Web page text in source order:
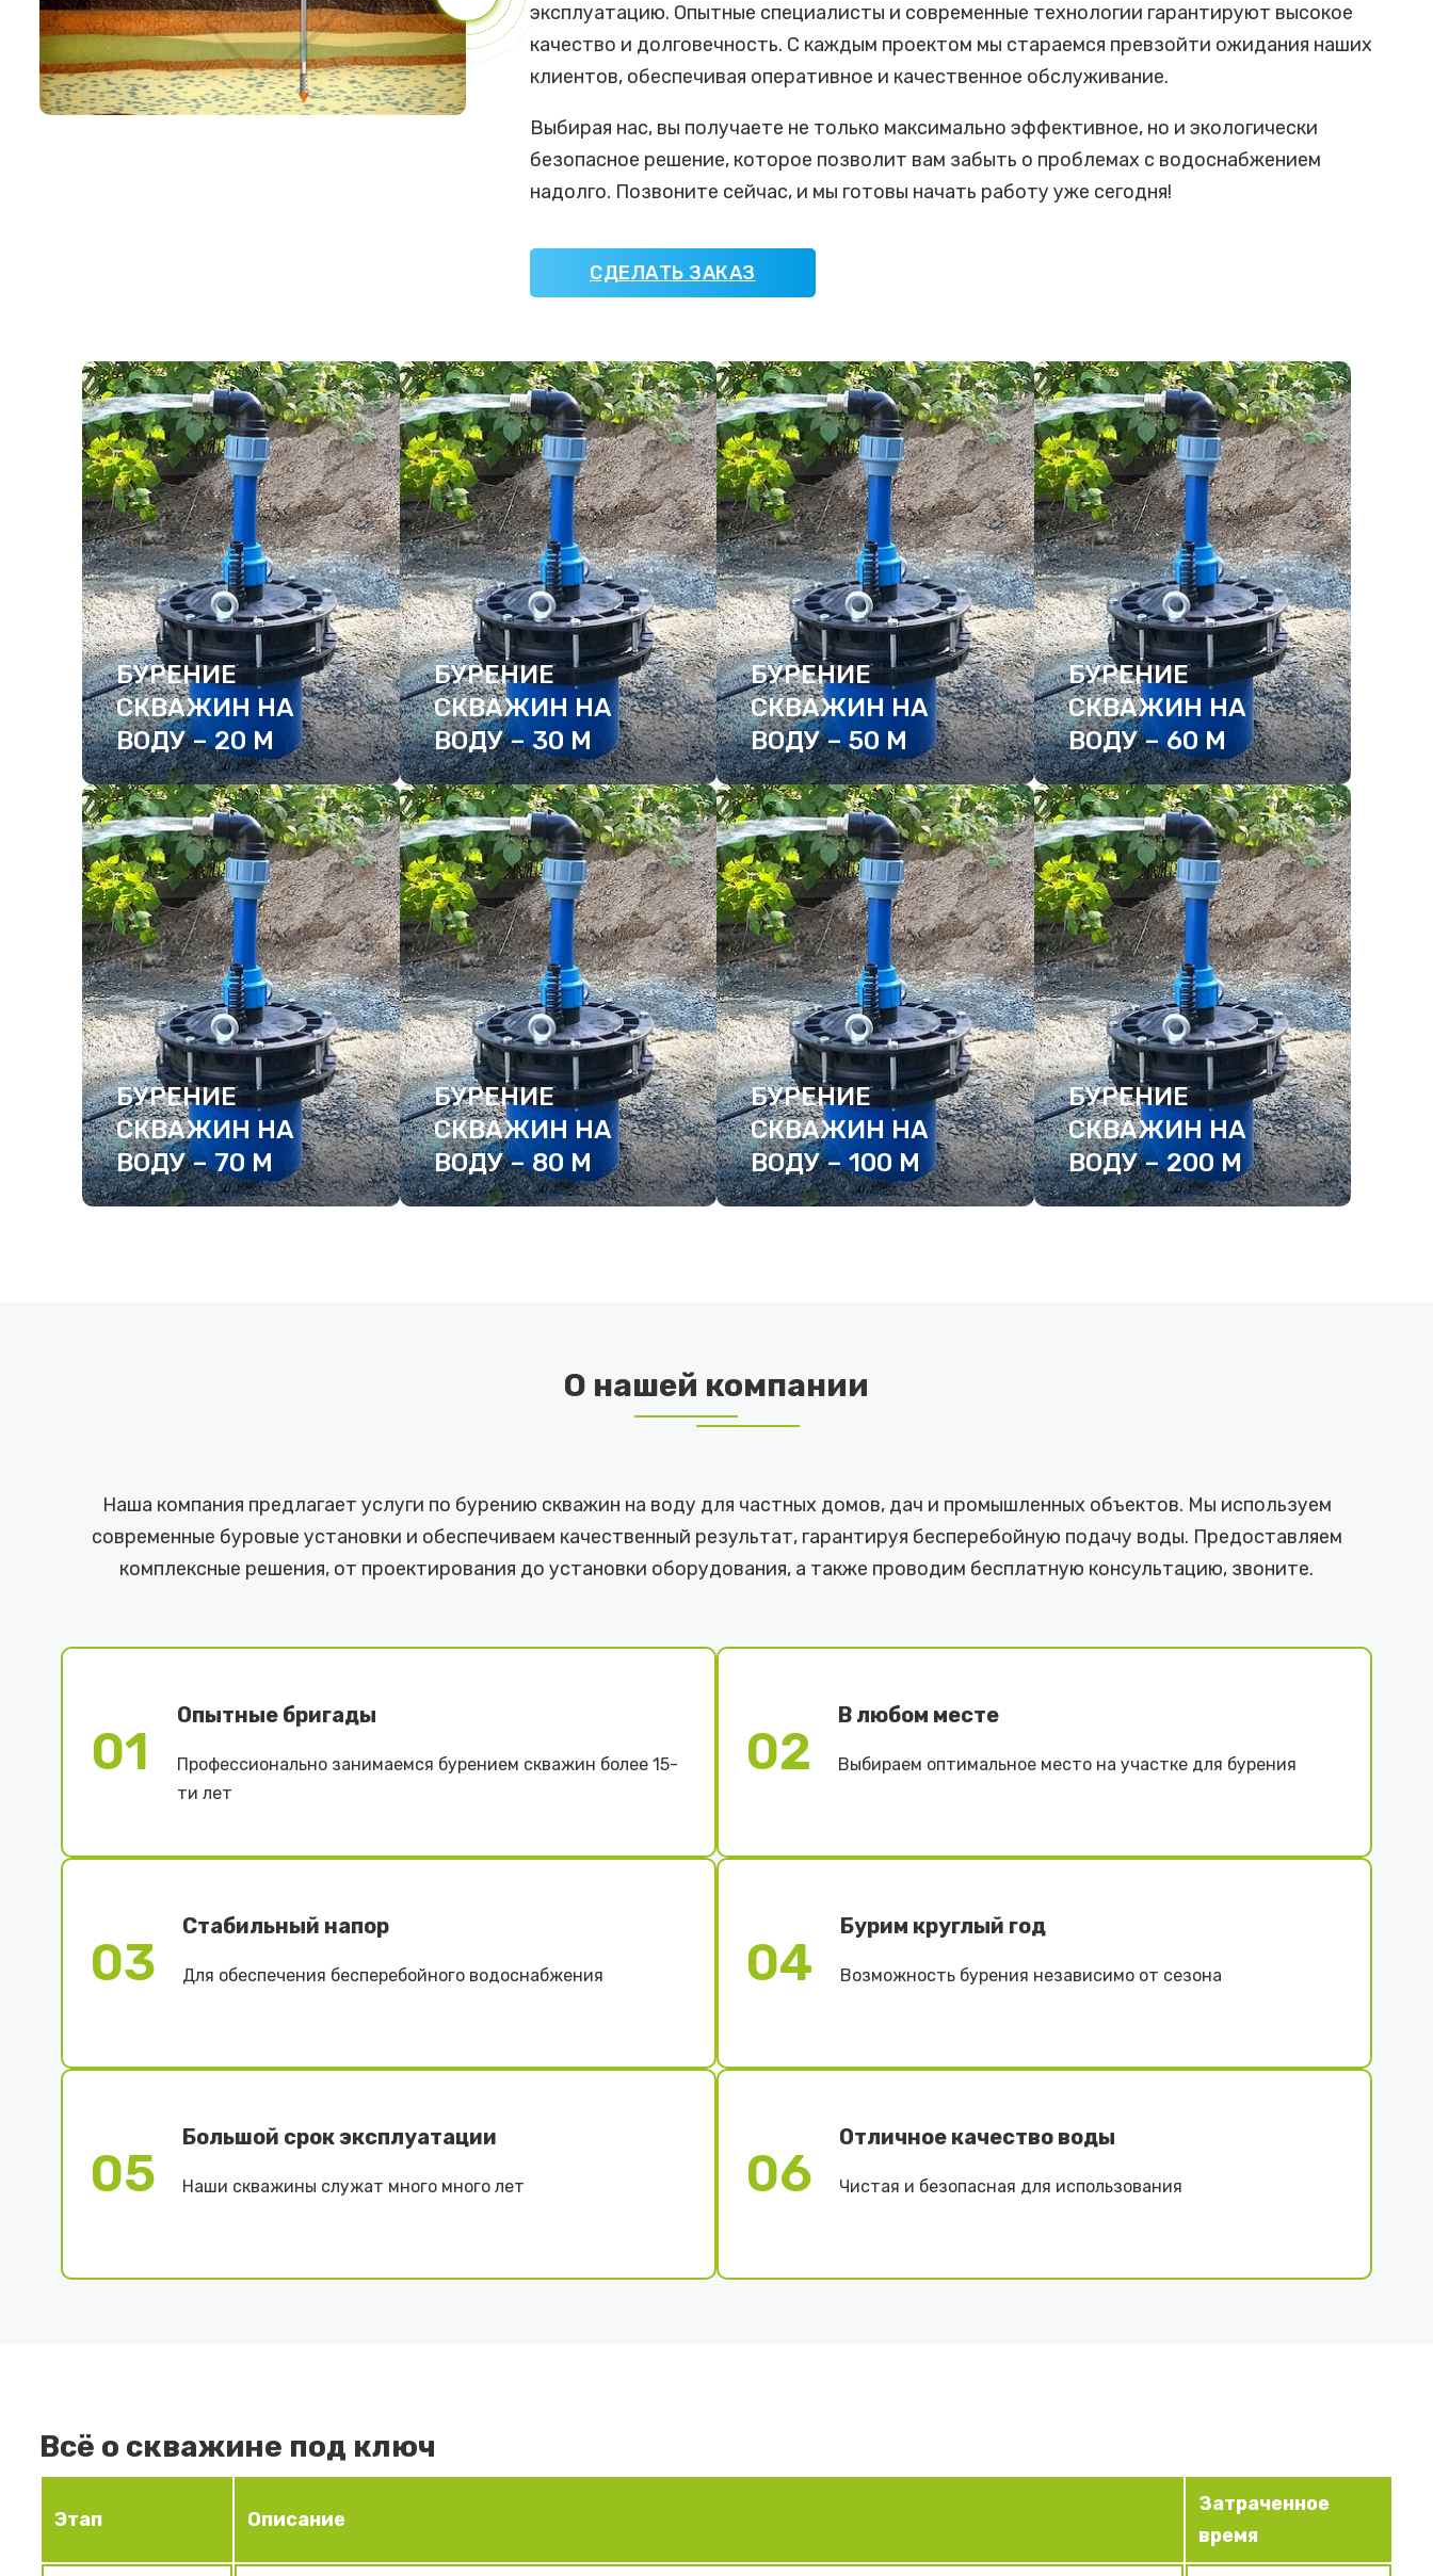
эксплуатацию. Опытные специалисты и современные технологии гарантируют высокое
качество и долговечность. С каждым проектом мы стараемся превзойти ожидания наших
клиентов, обеспечивая оперативное и качественное обслуживание.
Выбирая нас, вы получаете не только максимально эффективное, но и экологически
безопасное решение, которое позволит вам забыть о проблемах с водоснабжением
надолго. Позвоните сейчас, и мы готовы начать работу уже сегодня!
СДЕЛАТЬ ЗАКАЗ
БУРЕНИЕ
СКВАЖИН НА
ВОДУ – 20 М
ПОДРОБНЕЕ
БУРЕНИЕ
СКВАЖИН НА
ВОДУ – 30 М
ПОДРОБНЕЕ
БУРЕНИЕ
СКВАЖИН НА
ВОДУ – 50 М
ПОДРОБНЕЕ
БУРЕНИЕ
СКВАЖИН НА
ВОДУ – 60 М
ПОДРОБНЕЕ
БУРЕНИЕ
СКВАЖИН НА
ВОДУ – 70 М
БУРЕНИЕ
СКВАЖИН НА
ВОДУ – 80 М
БУРЕНИЕ
СКВАЖИН НА
ВОДУ – 100 М
БУРЕНИЕ
СКВАЖИН НА
ВОДУ – 200 М
О нашей компании
Наша компания предлагает услуги по бурению скважин на воду для частных домов, дач и промышленных объектов. Мы используем
современные буровые установки и обеспечиваем качественный результат, гарантируя бесперебойную подачу воды. Предоставляем
комплексные решения, от проектирования до установки оборудования, а также проводим бесплатную консультацию, звоните.
01
Опытные бригады
Профессионально занимаемся бурением скважин более 15-
ти лет
02
В любом месте
Выбираем оптимальное место на участке для бурения
03
Стабильный напор
Для обеспечения бесперебойного водоснабжения 04
Бурим круглый год
Возможность бурения независимо от сезона
05
Большой срок эксплуатации
Наши скважины служат много много лет 06
Отличное качество воды
Чистая и безопасная для использования
Всё о скважине под ключ
Этап Описание
Затраченное
время